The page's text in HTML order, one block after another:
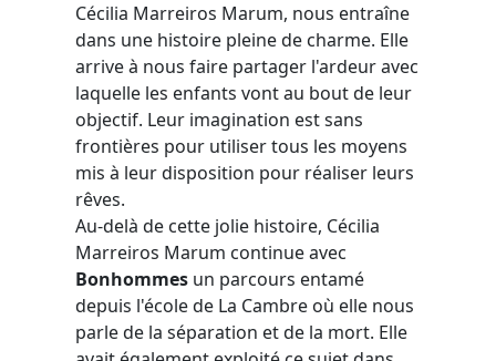
Cécilia Marreiros Marum, nous entraîne
dans une histoire pleine de charme. Elle
arrive à nous faire partager l'ardeur avec
laquelle les enfants vont au bout de leur
objectif. Leur imagination est sans
frontières pour utiliser tous les moyens
mis à leur disposition pour réaliser leurs
rêves.
Au-delà de cette jolie histoire, Cécilia
Marreiros Marum continue avec
Bonhommes un parcours entamé
depuis l'école de La Cambre où elle nous
parle de la séparation et de la mort. Elle